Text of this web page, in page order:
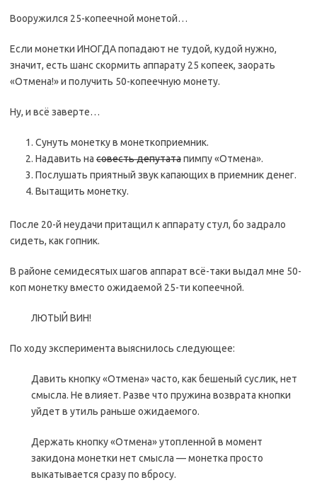
Вооружился 25-копеечной монетой…
Если монетки ИНОГДА попадают не тудой, кудой нужно,
значит, есть шанс скормить аппарату 25 копеек, заорать
«Отмена!» и получить 50-копеечную монету.
Ну, и всё заверте…
Сунуть монетку в монеткоприемник.
Надавить на совесть депутатапимпу «Отмена».
Послушать приятный звук капающих в приемник денег.
Вытащить монетку.
После 20-й неудачи притащил к аппарату стул, бо задрало
сидеть, как гопник.
В районе семидесятых шагов аппарат всё-таки выдал мне 50-
коп монетку вместо ожидаемой 25-ти копеечной.
ЛЮТЫЙ ВИН!
По ходу эксперимента выяснилось следующее:
Давить кнопку «Отмена» часто, как бешеный суслик, нет
смысла. Не влияет. Разве что пружина возврата кнопки
уйдет в утиль раньше ожидаемого.
Держать кнопку «Отмена» утопленной в момент
закидона монетки нет смысла — монетка просто
выкатывается сразу по вбросу.